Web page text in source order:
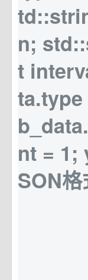
n;
t
nt = 1;
SON格